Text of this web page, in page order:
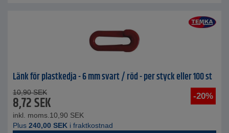
Länk för plastkedja - 6 mm svart / röd - per styck eller 100 st
-20%
10,90 SEK
8,72SEK
inkl. moms. 10,90 SEK
Plus 240,00 SEK i fraktkostnad